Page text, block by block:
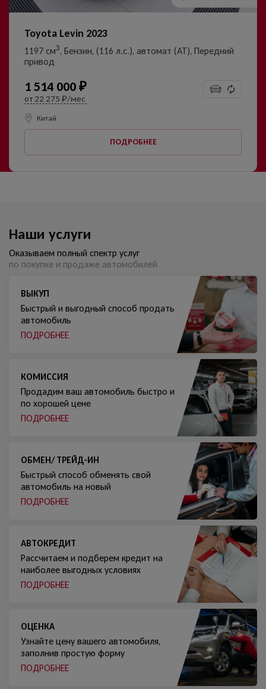
Toyota Levin 2023
1197 см3, Бензин, (116 л.с.), автомат (AT), Передний
привод
1 514 000 ₽
от 22 275 ₽/мес
Китай
ПОДРОБНЕЕ
Наши услуги
Оказываем полный спектр услуг
по покупке и продаже автомобилей
ВЫКУП
Быстрый и выгодный способ продать
автомобиль
ПОДРОБНЕЕ
КОМИССИЯ
Продадим ваш автомобиль быстро и
по хорошей цене
ПОДРОБНЕЕ
ОБМЕН/ ТРЕЙД-ИН
Быстрый способ обменять свой
автомобиль на новый
ПОДРОБНЕЕ
АВТОКРЕДИТ
Рассчитаем и подберем кредит на
наиболее выгодных условиях
ПОДРОБНЕЕ
ОЦЕНКА
Узнайте цену вашего автомобиля,
заполнив простую форму
ПОДРОБНЕЕ